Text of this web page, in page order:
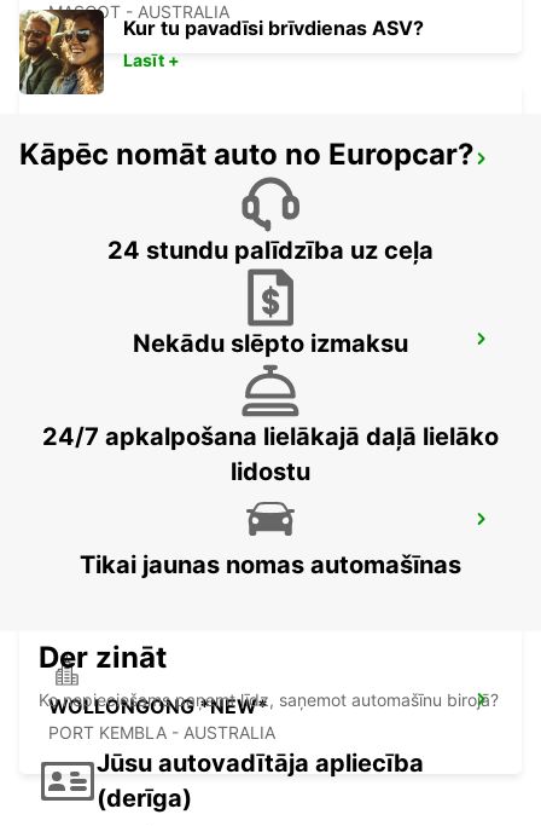
MASCOT - AUSTRALIA
SYDNEY PYRMONT
SYDNEY CITY
SYDNEY ARTARMON
ARTARMON - AUSTRALIA
WOLLONGONG *NEW*
PORT KEMBLA - AUSTRALIA
Kur tu pavadīsi brīvdienas ASV?
Lasīt +
Kāpēc nomāt auto no Europcar?
24 stundu palīdzība uz ceļa
Nekādu slēpto izmaksu
24/7 apkalpošana lielākajā daļā lielāko
lidostu
Tikai jaunas nomas automašīnas
Der zināt
Ko nepieciešams paņemt līdz, saņemot automašīnu birojā?
Jūsu autovadītāja apliecība
(derīga)